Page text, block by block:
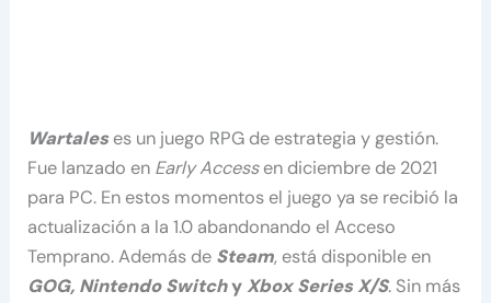
Wartaleses un juego RPG de estrategia y gestión.
Fue lanzado en Early Accessen diciembre de 2021
para PC. En estos momentos el juego ya se recibió la
actualización a la 1.0 abandonando el Acceso
Temprano. Además de Steam, está disponible en
GOG, Nintendo Switchy Xbox Series X/S. Sin más